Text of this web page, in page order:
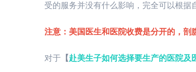
受的服务并没有什么影响，完全可以根据
注意：美国医生和医院收费是分开的，剖
对于 【赴美生子如何选择要生产的医院及